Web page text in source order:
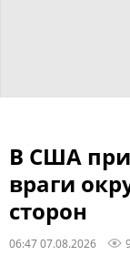
В США
враги
сторон
06:47 07.08.2026